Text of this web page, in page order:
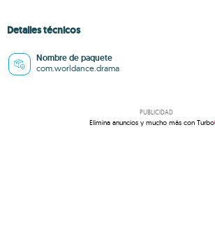
Detalles técnicos
Nombre de paquete
com.worldance.drama
PUBLICIDAD
Elimina anuncios y mucho más con Turbo